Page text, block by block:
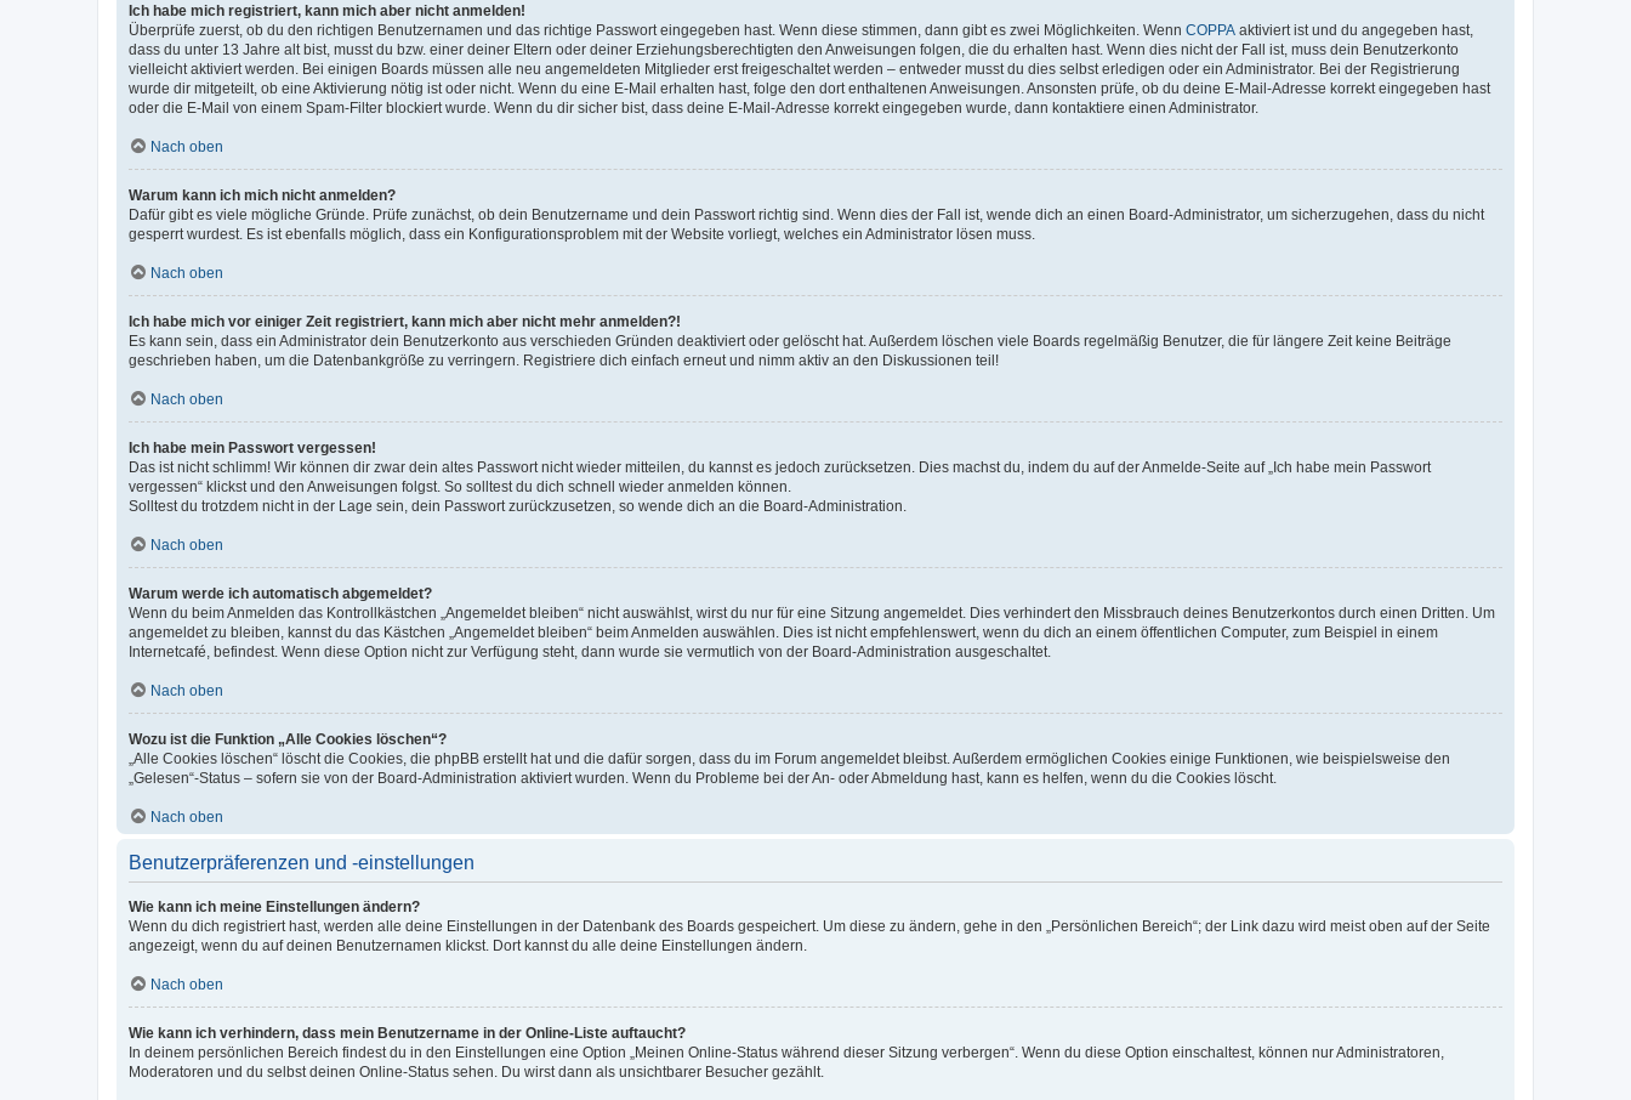
Ich habe mich registriert, kann mich aber nicht anmelden!
Überprüfe zuerst, ob du den richtigen Benutzernamen und das richtige Passwort eingegeben hast. Wenn diese stimmen, dann gibt es zwei Möglichkeiten. Wenn COPPA aktiviert ist und du angegeben hast,
dass du unter 13 Jahre alt bist, musst du bzw. einer deiner Eltern oder deiner Erziehungsberechtigten den Anweisungen folgen, die du erhalten hast. Wenn dies nicht der Fall ist, muss dein Benutzerkonto
vielleicht aktiviert werden. Bei einigen Boards müssen alle neu angemeldeten Mitglieder erst freigeschaltet werden – entweder musst du dies selbst erledigen oder ein Administrator. Bei der Registrierung
wurde dir mitgeteilt, ob eine Aktivierung nötig ist oder nicht. Wenn du eine E-Mail erhalten hast, folge den dort enthaltenen Anweisungen. Ansonsten prüfe, ob du deine E-Mail-Adresse korrekt eingegeben hast
oder die E-Mail von einem Spam-Filter blockiert wurde. Wenn du dir sicher bist, dass deine E-Mail-Adresse korrekt eingegeben wurde, dann kontaktiere einen Administrator.
Nach oben
Warum kann ich mich nicht anmelden?
Dafür gibt es viele mögliche Gründe. Prüfe zunächst, ob dein Benutzername und dein Passwort richtig sind. Wenn dies der Fall ist, wende dich an einen Board-Administrator, um sicherzugehen, dass du nicht
gesperrt wurdest. Es ist ebenfalls möglich, dass ein Konfigurationsproblem mit der Website vorliegt, welches ein Administrator lösen muss.
Nach oben
Ich habe mich vor einiger Zeit registriert, kann mich aber nicht mehr anmelden?!
Es kann sein, dass ein Administrator dein Benutzerkonto aus verschieden Gründen deaktiviert oder gelöscht hat. Außerdem löschen viele Boards regelmäßig Benutzer, die für längere Zeit keine Beiträge
geschrieben haben, um die Datenbankgröße zu verringern. Registriere dich einfach erneut und nimm aktiv an den Diskussionen teil!
Nach oben
Ich habe mein Passwort vergessen!
Das ist nicht schlimm! Wir können dir zwar dein altes Passwort nicht wieder mitteilen, du kannst es jedoch zurücksetzen. Dies machst du, indem du auf der Anmelde-Seite auf „Ich habe mein Passwort
vergessen“ klickst und den Anweisungen folgst. So solltest du dich schnell wieder anmelden können.
Solltest du trotzdem nicht in der Lage sein, dein Passwort zurückzusetzen, so wende dich an die Board-Administration.
Nach oben
Warum werde ich automatisch abgemeldet?
Wenn du beim Anmelden das Kontrollkästchen „Angemeldet bleiben“ nicht auswählst, wirst du nur für eine Sitzung angemeldet. Dies verhindert den Missbrauch deines Benutzerkontos durch einen Dritten. Um
angemeldet zu bleiben, kannst du das Kästchen „Angemeldet bleiben“ beim Anmelden auswählen. Dies ist nicht empfehlenswert, wenn du dich an einem öffentlichen Computer, zum Beispiel in einem
Internetcafé, befindest. Wenn diese Option nicht zur Verfügung steht, dann wurde sie vermutlich von der Board-Administration ausgeschaltet.
Nach oben
Wozu ist die Funktion „Alle Cookies löschen“?
„Alle Cookies löschen“ löscht die Cookies, die phpBB erstellt hat und die dafür sorgen, dass du im Forum angemeldet bleibst. Außerdem ermöglichen Cookies einige Funktionen, wie beispielsweise den
„Gelesen“-Status – sofern sie von der Board-Administration aktiviert wurden. Wenn du Probleme bei der An- oder Abmeldung hast, kann es helfen, wenn du die Cookies löscht.
Nach oben
Benutzerpräferenzen und -einstellungen
Wie kann ich meine Einstellungen ändern?
Wenn du dich registriert hast, werden alle deine Einstellungen in der Datenbank des Boards gespeichert. Um diese zu ändern, gehe in den „Persönlichen Bereich“; der Link dazu wird meist oben auf der Seite
angezeigt, wenn du auf deinen Benutzernamen klickst. Dort kannst du alle deine Einstellungen ändern.
Nach oben
Wie kann ich verhindern, dass mein Benutzername in der Online-Liste auftaucht?
In deinem persönlichen Bereich findest du in den Einstellungen eine Option „Meinen Online-Status während dieser Sitzung verbergen“. Wenn du diese Option einschaltest, können nur Administratoren,
Moderatoren und du selbst deinen Online-Status sehen. Du wirst dann als unsichtbarer Besucher gezählt.